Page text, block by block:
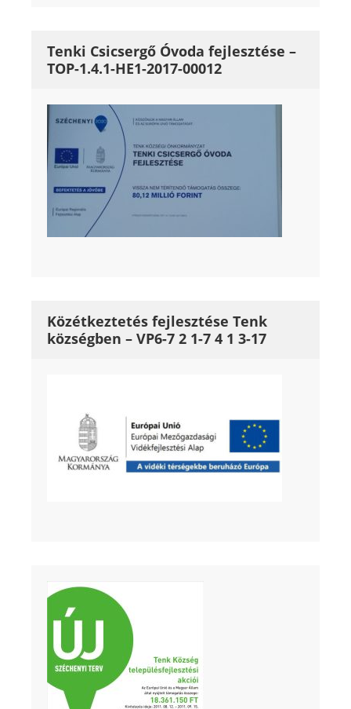
Tenki Csicsergő Óvoda fejlesztése –
TOP-1.4.1-HE1-2017-00012
Közétkeztetés fejlesztése Tenk
községben – VP6-7 2 1-7 4 1 3-17